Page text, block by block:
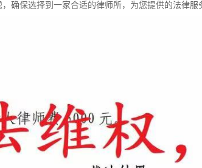
确保选择到一家合适的律师所，为您提供的法律服